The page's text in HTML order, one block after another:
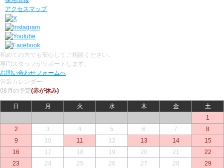
アクセスマップ
初めての方でも安心してご相談ください。
専門スタッフがサポートします。
お問い合わせフォームへ
営業カレンダー
08月の予定(赤が休み)
日 月 火 水 木 金
土
1
2
3 4 5 6 7
8
9
10 11 12 13 14
15
16
17 18 19 20 21
22
23
24 25 26 27 28
29